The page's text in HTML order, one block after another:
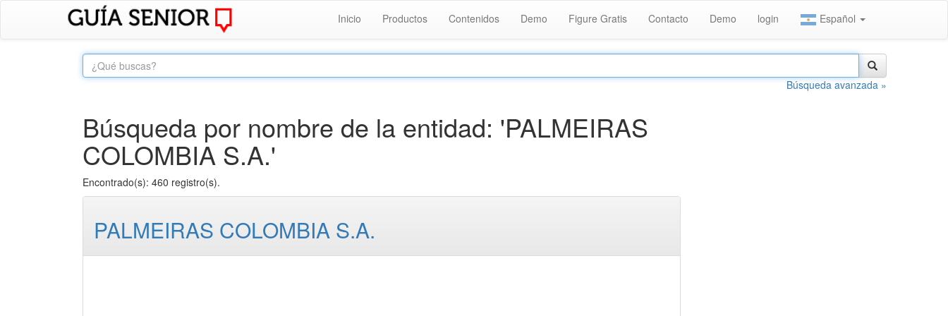
Inicio Productos Contenidos Demo Figure Gratis Contacto Demo login Español
Búsqueda avanzada »
Búsqueda por nombre de la entidad: 'PALMEIRAS
COLOMBIA S.A.'
Encontrado(s): 460 registro(s).
PALMEIRAS COLOMBIA S.A.